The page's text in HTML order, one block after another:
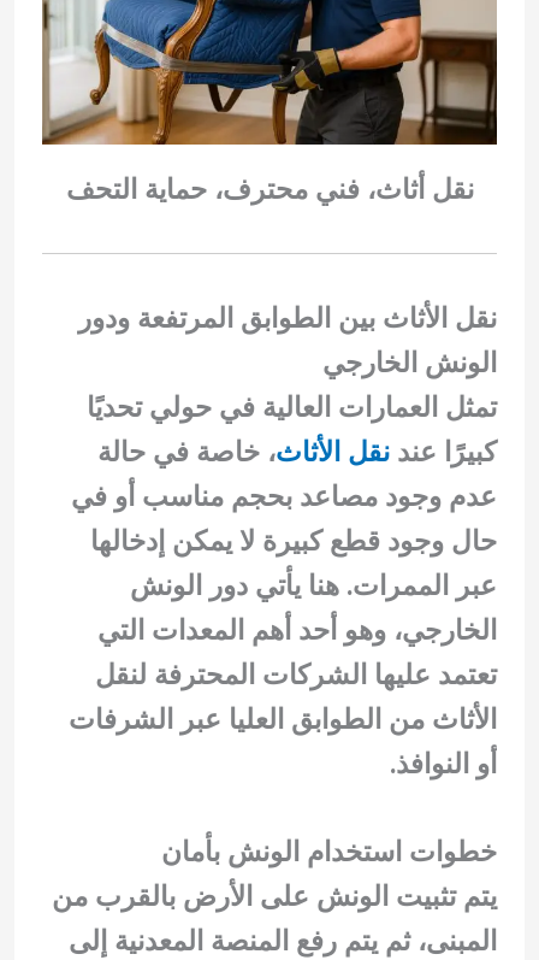
نقل أثاث، فني محترف، حماية التحف
نقل الأثاث بين الطوابق المرتفعة ودور
الونش الخارجي
تمثل العمارات العالية في حولي تحديًا
كبيرًا عندنقل الأثاث، خاصة في حالة
عدم وجود مصاعد بحجم مناسب أو في
حال وجود قطع كبيرة لا يمكن إدخالها
عبر الممرات. هنا يأتي دور الونش
الخارجي، وهو أحد أهم المعدات التي
تعتمد عليها الشركات المحترفة لنقل
الأثاث من الطوابق العليا عبر الشرفات
أو النوافذ.
خطوات استخدام الونش بأمان
يتم تثبيت الونش على الأرض بالقرب من
المبنى، ثم يتم رفع المنصة المعدنية إلى